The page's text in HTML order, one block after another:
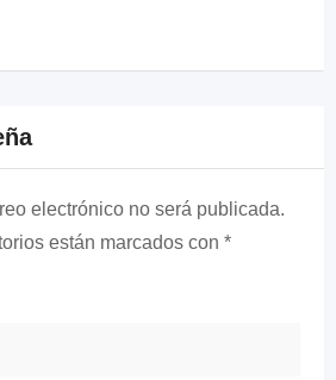
electrónico no será publicada.
están marcados con *